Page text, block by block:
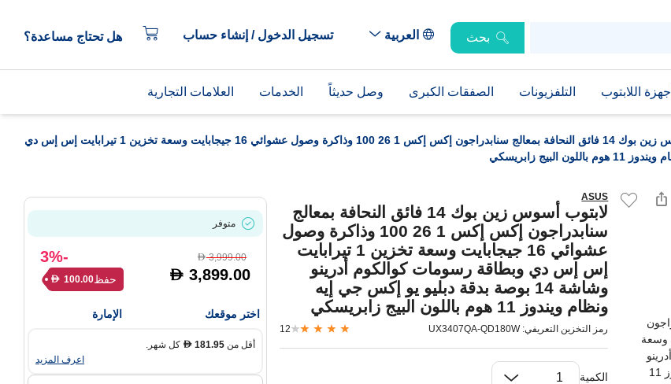
بحث العربية تسجيل الدخول / إنشاء حساب هل تحتاج مساعدة؟
أجهزة اللابتوب التلفزيونات الصفقات الكبرى وصل حديثاً الخدمات العلامات التجارية
لابتوب أسوس زين بوك 14 فائق النحافة بمعالج سنابدراجون إكس إكس 1 26 100 وذاكرة وصول عشوائي 16 جيجابايت وسعة تخزين 1 تيرابايت إس إس دي
ASUS
لابتوب أسوس زين بوك 14 فائق النحافة بمعالج
سنابدراجون إكس إكس 1 26 100 وذاكرة وصول
عشوائي 16 جيجابايت وسعة تخزين 1 تيرابايت
إس إس دي وبطاقة رسومات كوالكوم أدرينو
وشاشة 14 بوصة بدقة دبليو يو إكس جي إيه
ونظام ويندوز 11 هوم باللون البيج زابريسكي
رمز التخزين التعريفي: UX3407QA-QD180W 12
الكمية
متوفر
D3,999.00
D 3,899.00
-3%
حفظ D 100.00
اختر موقعك الإمارة
أقل من D 181.95
كل شهر.
اعرف المزيد